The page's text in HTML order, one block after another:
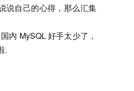
说自己的心得，那么汇集
内 MySQL 好手太少了，
.